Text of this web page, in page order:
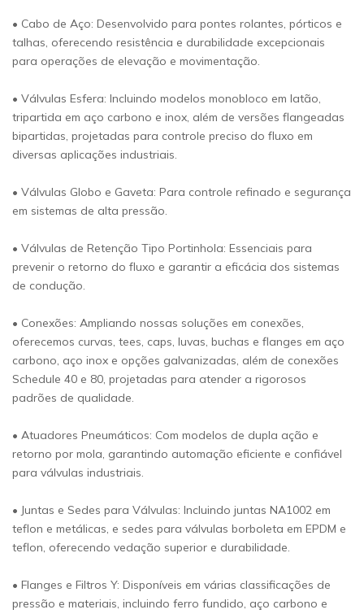
• Cabo de Aço: Desenvolvido para pontes rolantes, pórticos e
talhas, oferecendo resistência e durabilidade excepcionais
para operações de elevação e movimentação.
• Válvulas Esfera: Incluindo modelos monobloco em latão,
tripartida em aço carbono e inox, além de versões flangeadas
bipartidas, projetadas para controle preciso do fluxo em
diversas aplicações industriais.
• Válvulas Globo e Gaveta: Para controle refinado e segurança
em sistemas de alta pressão.
• Válvulas de Retenção Tipo Portinhola: Essenciais para
prevenir o retorno do fluxo e garantir a eficácia dos sistemas
de condução.
• Conexões: Ampliando nossas soluções em conexões,
oferecemos curvas, tees, caps, luvas, buchas e flanges em aço
carbono, aço inox e opções galvanizadas, além de conexões
Schedule 40 e 80, projetadas para atender a rigorosos
padrões de qualidade.
• Atuadores Pneumáticos: Com modelos de dupla ação e
retorno por mola, garantindo automação eficiente e confiável
para válvulas industriais.
• Juntas e Sedes para Válvulas: Incluindo juntas NA1002 em
teflon e metálicas, e sedes para válvulas borboleta em EPDM e
teflon, oferecendo vedação superior e durabilidade.
• Flanges e Filtros Y: Disponíveis em várias classificações de
pressão e materiais, incluindo ferro fundido, aço carbono e